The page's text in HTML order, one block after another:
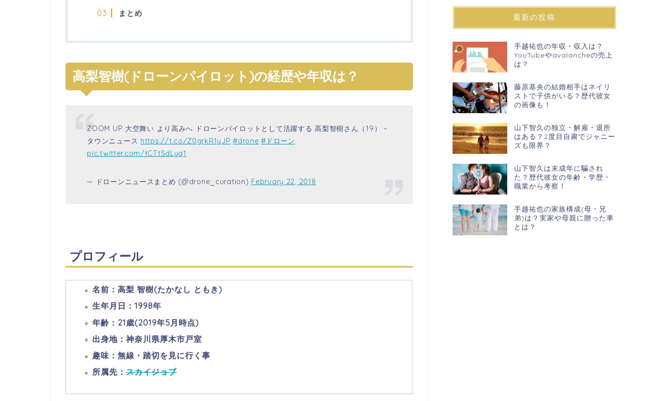
まとめ
高梨智樹(ドローンパイロット)の経歴や年収は？
ZOOM UP 大空舞い より高みへ ドローンパイロットとして活躍する 高梨智樹さん（19） –
タウンニュース https://t.co/Z0grkR1yJP #drone #ドローン
pic.twitter.com/tCTtSdLyq1
— ドローンニュースまとめ (@drone_curation) February 22, 2018
プロフィール
名前：高梨 智樹(たかなし ともき)
生年月日：1998年
年齢：21歳(2019年5月時点)
出身地：神奈川県厚木市戸室
趣味：無線・踏切を見に行く事
所属先： スカイジョブ
最新の投稿
手越祐也の年収・収入は？
YouTubeやavalancheの売上
は？
藤原基央の結婚相手はネイリ
ストで子供がいる？歴代彼女
の画像も！
山下智久の独立・解雇・退所
はある？2度目自粛でジャニー
ズも限界？
山下智久は未成年に騙され
た？歴代彼女の年齢・学歴・
職業から考察！
手越祐也の家族構成(母・兄
弟)は？実家や母親に贈った車
とは？